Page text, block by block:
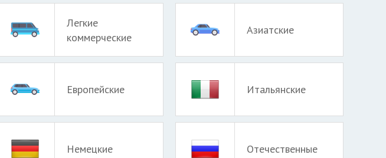
Легкие
коммерческие
Азиатские
Европейские Итальянские
Немецкие Отечественные